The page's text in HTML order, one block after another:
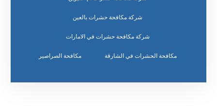
شركة مكافحة حشرات بالعين
شركة مكافحة حشرات في الامارات
مكافحة الحشرات في الشارقة مكافحة الصراصير